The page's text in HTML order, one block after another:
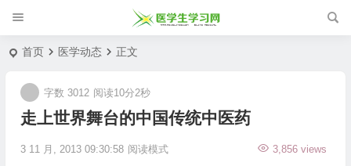
首页 医学动态 正文
走上世界舞台的中国传统中医药
3 11 月, 2013 09:30:58 3,856 views
字数 3012 阅读10分2秒
阅读模式